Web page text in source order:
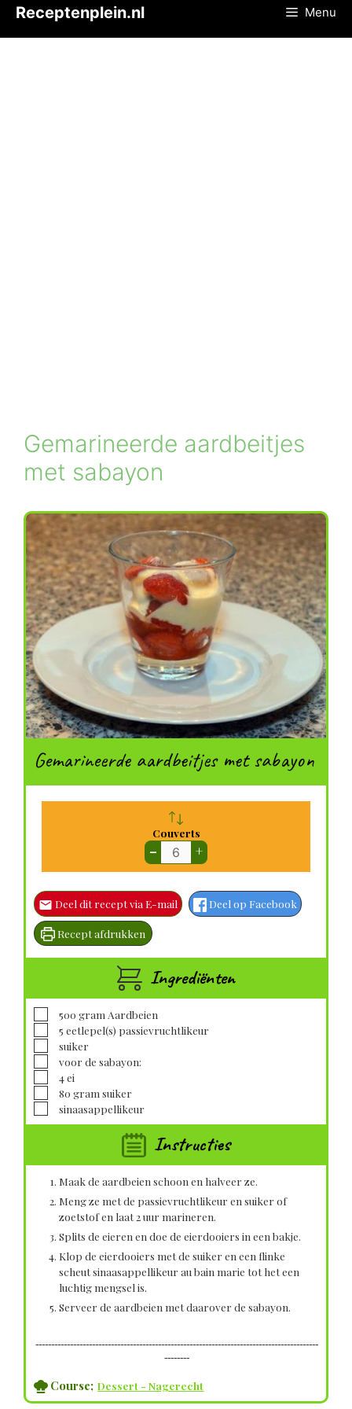
Receptenplein.nl Menu
Gemarineerde aardbeitjes
met sabayon
Gemarineerde aardbeitjes met sabayon
Couverts
– +
Deel dit recept via E-mail Deel op Facebook
Recept afdrukken
Ingrediënten
▢
500 gram Aardbeien
▢
5 eetlepel(s) passievruchtlikeur
▢
suiker
▢
voor de sabayon:
▢
4ei
▢
80 gram suiker
▢
sinaasappellikeur
Instructies
Maak de aardbeien schoon en halveer ze.
Meng ze met de passievruchtlikeur en suiker of
zoetstof en laat 2 uur marineren.
Splits de eieren en doe de eierdooiers in een bakje.
Klop de eierdooiers met de suiker en een flinke
scheut sinaasappellikeur au bain marie tot het een
luchtig mengsel is.
Serveer de aardbeien met daarover de sabayon.
------------------------------------------------------------------------------------------
--------
Course; Dessert - Nagerecht